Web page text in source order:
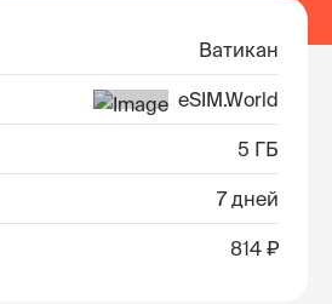
Ватикан
eSIM.World
5 ГБ
7 дней
814 ₽